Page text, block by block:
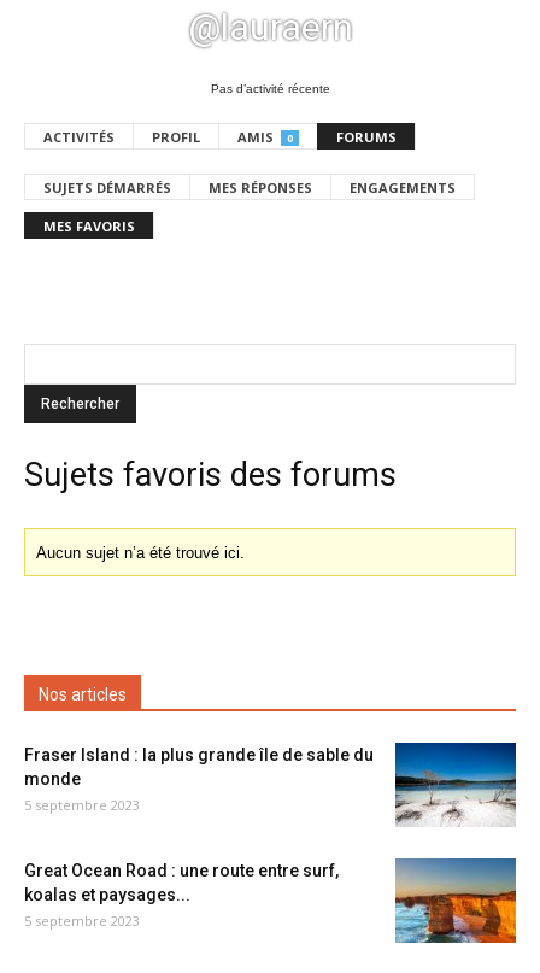
@lauraern
Pas d’activité récente
ACTIVITÉS PROFIL AMIS 0 FORUMS
SUJETS DÉMARRÉS MES RÉPONSES ENGAGEMENTS
MES FAVORIS
Sujets favoris des forums
Aucun sujet n’a été trouvé ici.
Nos articles
Fraser Island : la plus grande île de sable du
monde
5 septembre 2023
Great Ocean Road : une route entre surf,
koalas et paysages...
5 septembre 2023